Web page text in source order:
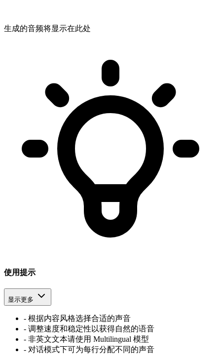
生成的音频将显示在此处
使用提示
显示更多
- 根据内容风格选择合适的声音
- 调整速度和稳定性以获得自然的语音
- 非英文文本请使用 Multilingual 模型
- 对话模式下可为每行分配不同的声音